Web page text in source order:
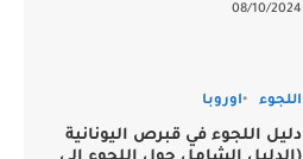
08/10/2024
اللجوء اوروبا
دليل اللجوء في قبرص اليونانية